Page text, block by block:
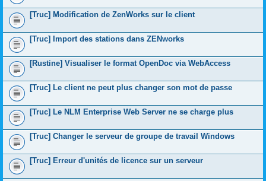
[Truc] Modification de ZenWorks sur le client
[Truc] Import des stations dans ZENworks
[Rustine] Visualiser le format OpenDoc via WebAccess
[Truc] Le client ne peut plus changer son mot de passe
[Truc] Le NLM Enterprise Web Server ne se charge plus
[Truc] Changer le serveur de groupe de travail Windows
[Truc] Erreur d'unités de licence sur un serveur